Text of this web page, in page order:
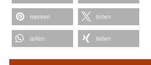
merken teilen
teilen teilen